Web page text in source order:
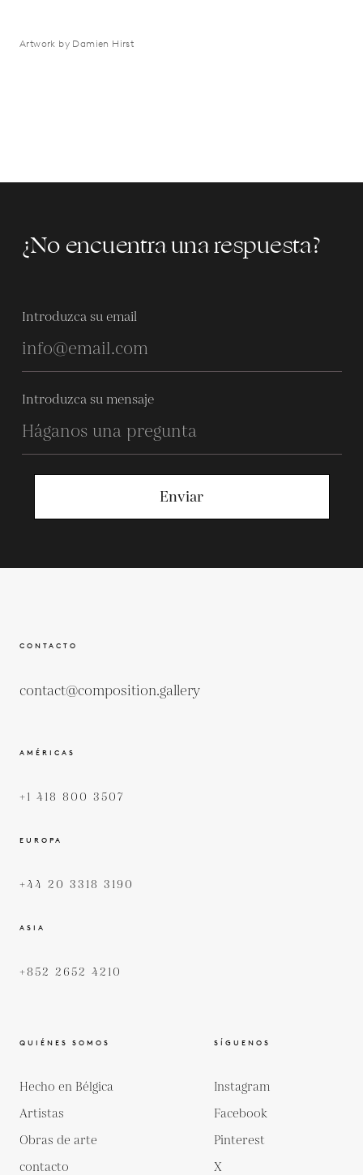
Artwork by Damien Hirst
¿No encuentra una respuesta?
Introduzca su email
Introduzca su mensaje
Enviar
CONTACTO
contact@composition.gallery
AMÉRICAS
+1 418 800 3507
EUROPA
+44 20 3318 3190
ASIA
+852 2652 4210
QUIÉNES SOMOS
Hecho en Bélgica
Artistas
Obras de arte
contacto
SÍGUENOS
Instagram
Facebook
Pinterest
X